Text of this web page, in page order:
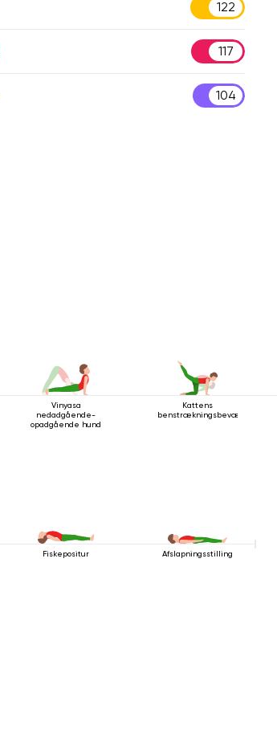
122
117
104
Vinyasa
nedadgående-
opadgående hund
Kattens
benstrækningsbevægelse
Fiskepositur Afslapningsstilling